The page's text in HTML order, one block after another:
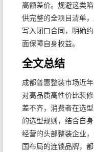
高额差价。规避这类
供完整的全项目清单
写入闭口合同，明确
面保障自身权益。
全文总结
成都普惠整装市场近
对高品质高性价比装
差不齐，消费者在选
的选型规则，结合自
经营的头部整装企业
国布局的连锁品牌，